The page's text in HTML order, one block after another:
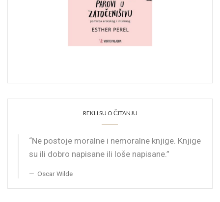
REKLI SU O ČITANJU
“Ne postoje moralne i nemoralne knjige. Knjige
su ili dobro napisane ili loše napisane.”
Oscar Wilde